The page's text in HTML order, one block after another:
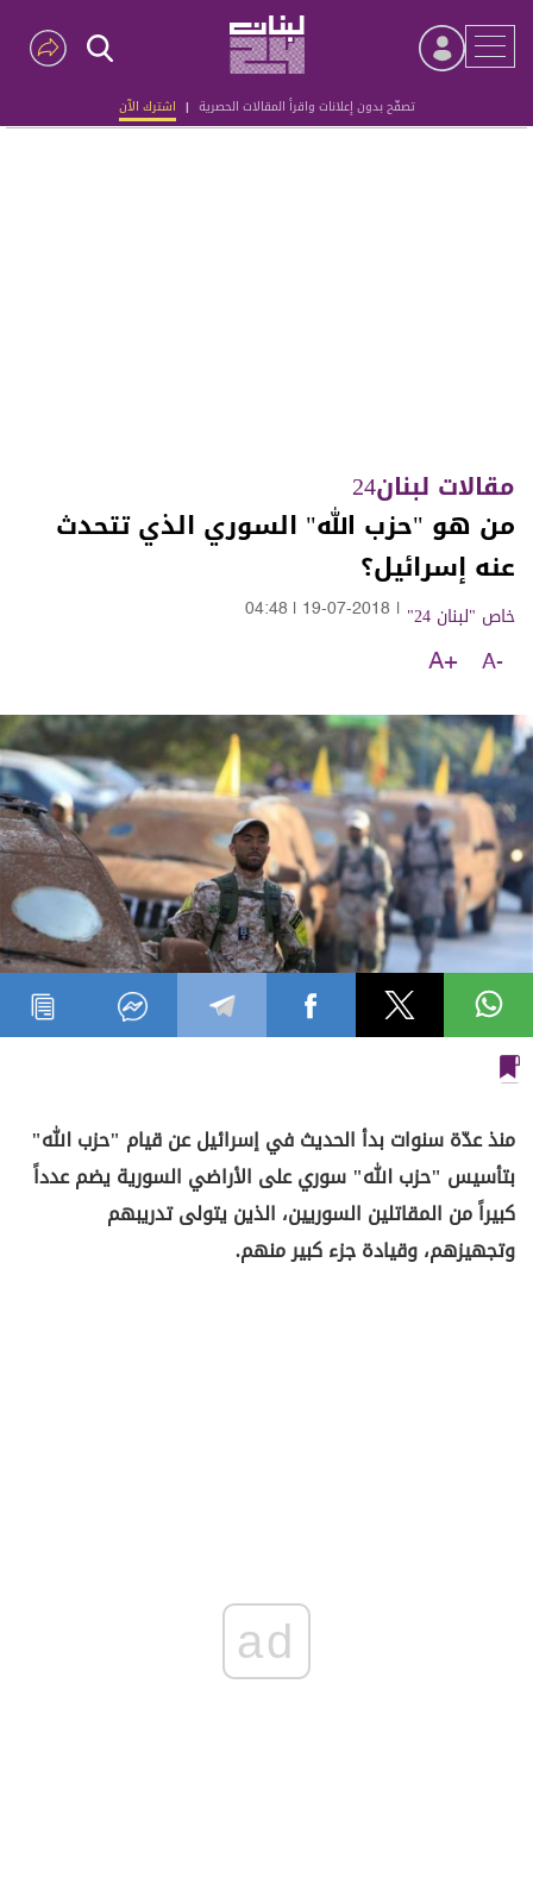
تصفّح بدون إعلانات واقرأ المقالات الحصرية | اشترك الآن
Advertisement
مقالات لبنان24
من هو "حزب الله" السوري الذي تتحدث
عنه إسرائيل؟
خاص "لبنان 24" 19-07-2018
04:48
A-
A+
منذ عدّة سنوات بدأ الحديث في إسرائيل عن قيام "حزب الله"
بتأسيس "حزب الله" سوري على الأراضي السورية يضم عدداً
كبيراً من المقاتلين السوريين، الذين يتولى تدريبهم
وتجهيزهم، وقيادة جزء كبير منهم.
ad